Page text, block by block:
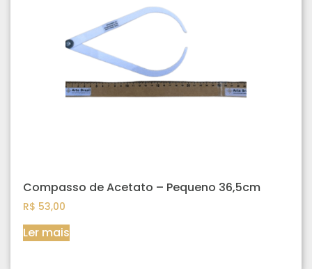
Compasso de Acetato – Pequeno 36,5cm
R$ 53,00
Ler mais